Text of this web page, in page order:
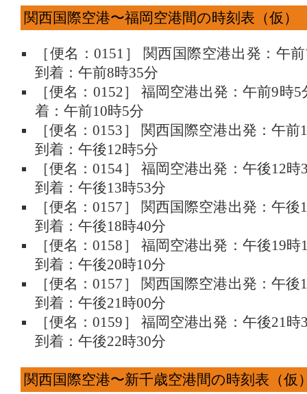
関西国際空港〜福岡空港間の時刻表（仮）
［便名：0151］ 関西国際空港出発：午
到着：午前8時35分
［便名：0152］ 福岡空港出発：午前9時
着：午前10時5分
［便名：0153］ 関西国際空港出発：午
到着：午後12時5分
［便名：0154］ 福岡空港出発：午後12
到着：午後13時53分
［便名：0157］ 関西国際空港出発：午
到着：午後18時40分
［便名：0158］ 福岡空港出発：午後19
到着：午後20時10分
［便名：0157］ 関西国際空港出発：午
到着：午後21時00分
［便名：0159］ 福岡空港出発：午後21
到着：午後22時30分
関西国際空港〜新千歳空港間の時刻表（仮